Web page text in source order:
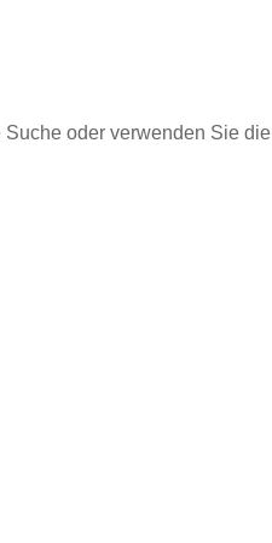
oder verwenden Sie die